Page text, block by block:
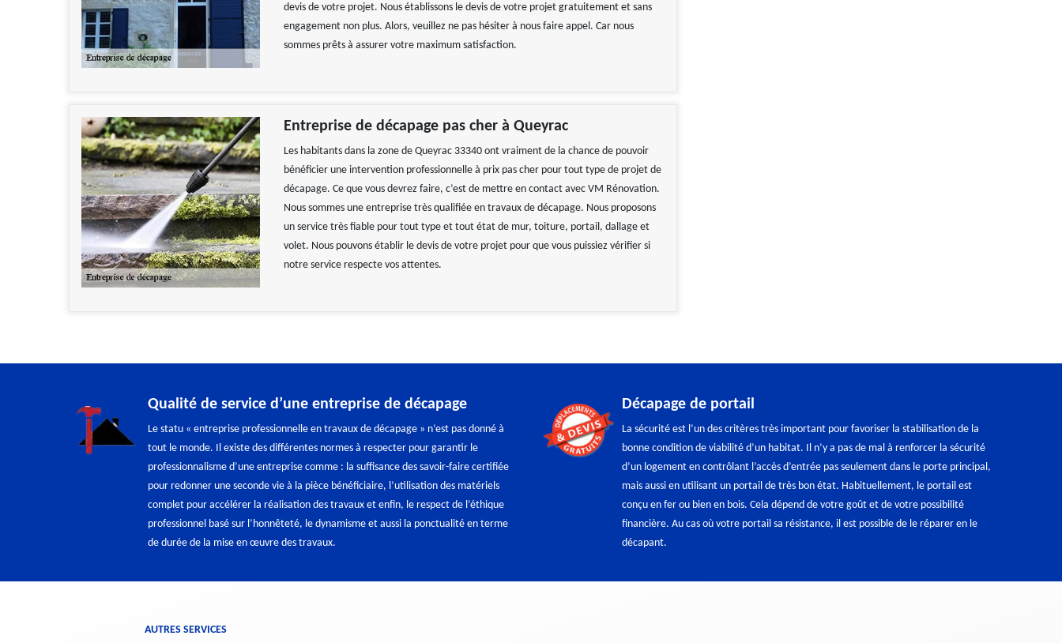
devis de votre projet. Nous établissons le devis de votre projet gratuitement et sans
engagement non plus. Alors, veuillez ne pas hésiter à nous faire appel. Car nous
sommes prêts à assurer votre maximum satisfaction.
Entreprise de décapage pas cher à Queyrac
Les habitants dans la zone de Queyrac 33340 ont vraiment de la chance de pouvoir
bénéficier une intervention professionnelle à prix pas cher pour tout type de projet de
décapage. Ce que vous devrez faire, c’est de mettre en contact avec VM Rénovation.
Nous sommes une entreprise très qualifiée en travaux de décapage. Nous proposons
un service très fiable pour tout type et tout état de mur, toiture, portail, dallage et
volet. Nous pouvons établir le devis de votre projet pour que vous puissiez vérifier si
notre service respecte vos attentes.
Qualité de service d’une entreprise de décapage
Le statu « entreprise professionnelle en travaux de décapage » n’est pas donné à
tout le monde. Il existe des différentes normes à respecter pour garantir le
professionnalisme d’une entreprise comme : la suffisance des savoir-faire certifiée
pour redonner une seconde vie à la pièce bénéficiaire, l’utilisation des matériels
complet pour accélérer la réalisation des travaux et enfin, le respect de l’éthique
professionnel basé sur l’honnêteté, le dynamisme et aussi la ponctualité en terme
de durée de la mise en œuvre des travaux.
Décapage de portail
La sécurité est l’un des critères très important pour favoriser la stabilisation de la
bonne condition de viabilité d’un habitat. Il n’y a pas de mal à renforcer la sécurité
d’un logement en contrôlant l’accès d’entrée pas seulement dans le porte principal,
mais aussi en utilisant un portail de très bon état. Habituellement, le portail est
conçu en fer ou bien en bois. Cela dépend de votre goût et de votre possibilité
financière. Au cas où votre portail sa résistance, il est possible de le réparer en le
décapant.
AUTRES SERVICES